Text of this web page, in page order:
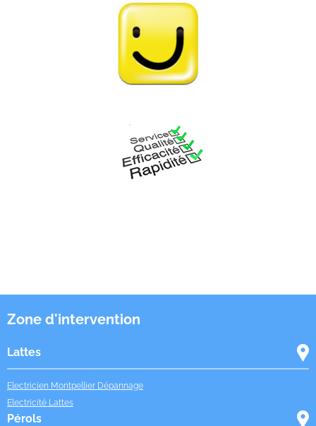
Zone d'intervention
Lattes
Electricien Montpellier Dépannage
Electricité Lattes
Pérols